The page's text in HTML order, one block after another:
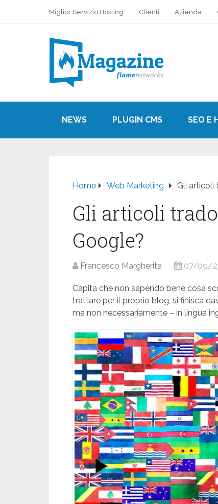
Miglior Servizio Hosting Clienti Azienda
NEWS PLUGIN CMS SEO E
Home Web Marketing Gli articoli
Gli articoli
Google?
Francesco Margherita 07/09/
Capita che non sapendo bene cosa
trattare per il proprio blog, si finisca
ma non necessariamente – in lingua